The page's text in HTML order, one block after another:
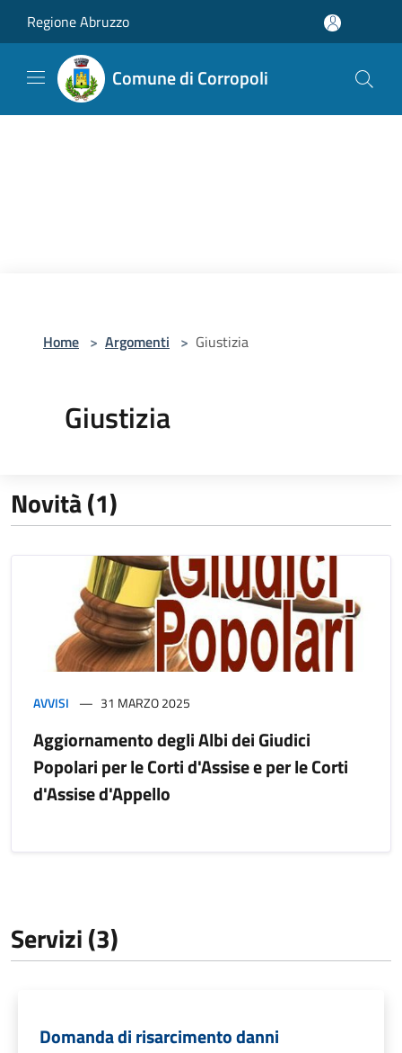
Regione Abruzzo
Comune di Corropoli
Home > Argomenti > Giustizia
Giustizia
Novità (1)
AVVISI 31 MARZO 2025
Aggiornamento degli Albi dei Giudici
Popolari per le Corti d'Assise e per le Corti
d'Assise d'Appello
Servizi (3)
Domanda di risarcimento danni